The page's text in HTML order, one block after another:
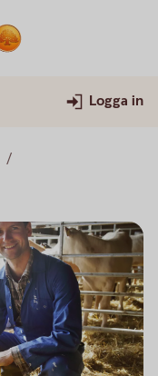
Logga in